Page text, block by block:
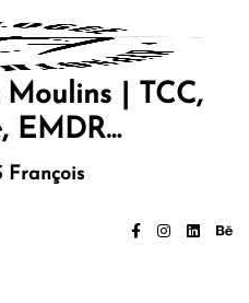
| TCC,
EMDR…
François